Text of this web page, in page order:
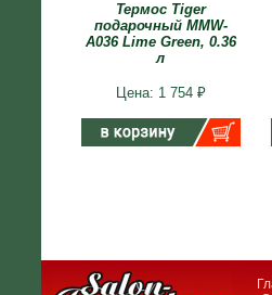
Термос Tiger
подарочный MMW-
A036 Lime Green, 0.36
л
Цена: 1 754 ₽